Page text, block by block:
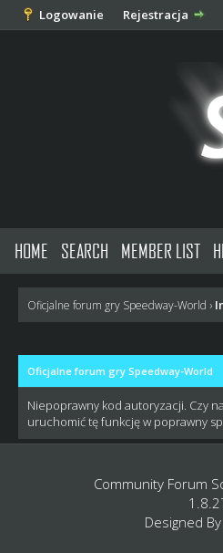
Logowanie Rejestracja
HOME SEARCH MEMBER LIST
Oficjalne forum gry Speedway-World ›
Oficjalne forum gry Speedway-World
Niepoprawny kod autoryzacji. Czy
uruchomić tę funkcję w poprawny
Community Forum
Designed By